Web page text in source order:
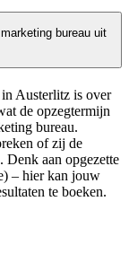
bureau uit
Austerlitz is over
de opzegtermijn
bureau.
of zij de
aan opgezette
– hier kan jouw
te boeken.